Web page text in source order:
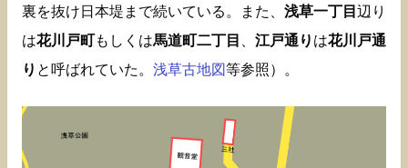
裏を抜け日本堤まで続いている。また、 浅草一丁目 辺り
は花川戸町もしくは馬道町二丁目 江戸通り は花川戸通
り と呼ばれていた。 浅草古地図等参照）。